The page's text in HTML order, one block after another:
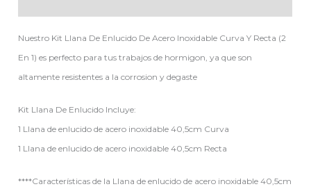
Nuestro Kit Llana De Enlucido De Acero Inoxidable Curva Y Recta (2
En 1) es perfecto para tus trabajos de hormigon, ya que son
altamente resistentes a la corrosion y degaste
Kit Llana De Enlucido Incluye:
1 Llana de enlucido de acero inoxidable 40,5cm Curva
1 Llana de enlucido de acero inoxidable 40,5cm Recta
****Características de la Llana de enlucido de acero inoxidable 40,5cm